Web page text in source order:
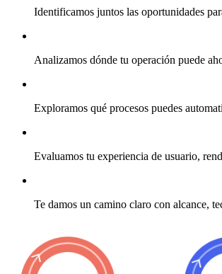
Identificamos juntos las oportunidades
Analizamos dónde tu operación puede
Exploramos qué procesos puedes
Evaluamos tu experiencia de usuario,
Te damos un camino claro con alcance,